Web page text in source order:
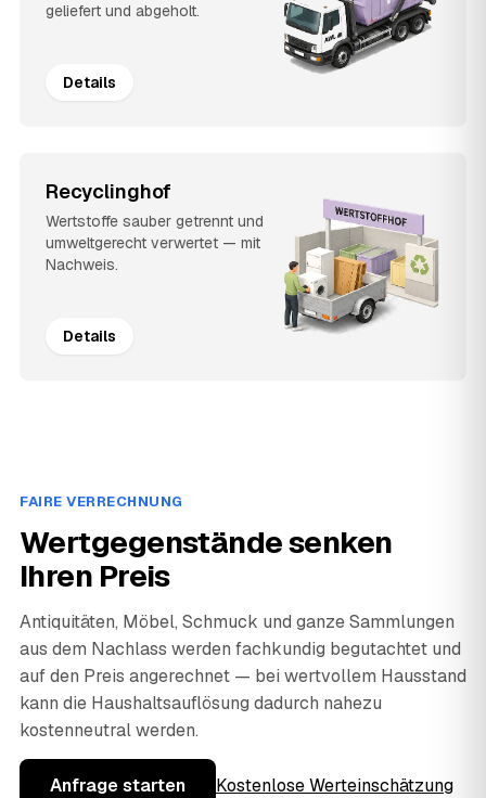
geliefert und abgeholt.
Details
Recyclinghof
Wertstoffe sauber getrennt und
umweltgerecht verwertet — mit
Nachweis.
Details
FAIRE VERRECHNUNG
Wertgegenstände senken
Ihren Preis
Antiquitäten, Möbel, Schmuck und ganze Sammlungen
aus dem Nachlass werden fachkundig begutachtet und
auf den Preis angerechnet — bei wertvollem Hausstand
kann die Haushaltsauflösung dadurch nahezu
kostenneutral werden.
Anfrage starten Kostenlose Werteinschätzung